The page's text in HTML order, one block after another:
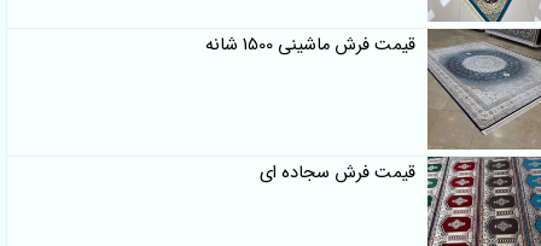
قیمت فرش ماشینی 1500 شانه
قیمت فرش سجاده ای